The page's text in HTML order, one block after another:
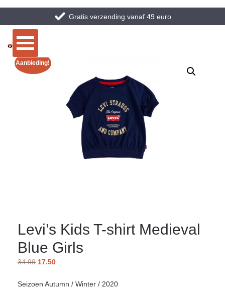
Gratis verzending vanaf 49 euro
Aanbieding!
Levi’s Kids T-shirt Medieval
Blue Girls
34.99 17.50
Seizoen Autumn / Winter / 2020